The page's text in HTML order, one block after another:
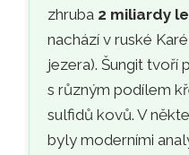
zhruba 2 miliardy
nachází v ruské
jezera). Šungit tvoří
s různým podílem
sulfidů kovů. V
byly moderními